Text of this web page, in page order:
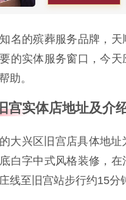
名的殡葬服务品牌，
的实体服务窗口，今
助。
宫实体店地址及介
大兴区旧宫店具体地
白字中式风格装修，
线至旧宫站步行约15分